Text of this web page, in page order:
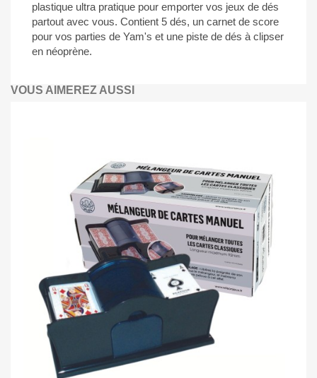
plastique ultra pratique pour emporter vos jeux de dés
partout avec vous. Contient 5 dés, un carnet de score
pour vos parties de Yam's et une piste de dés à clipser
en néoprène.
VOUS AIMEREZ AUSSI